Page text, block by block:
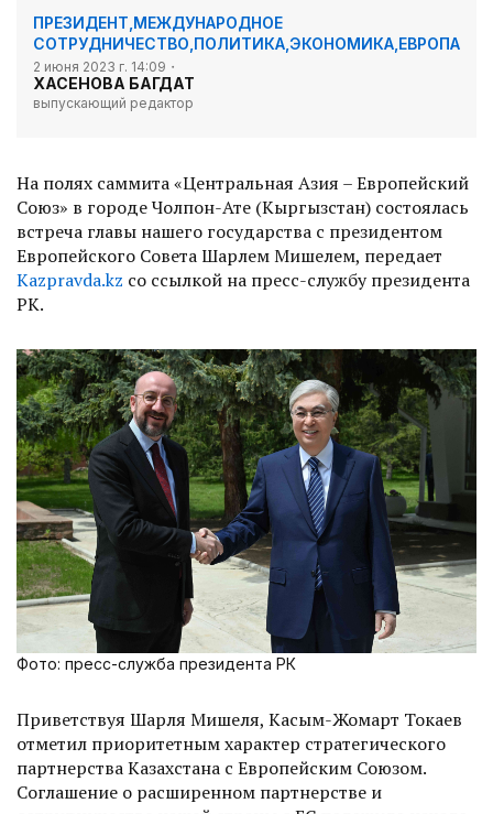
ПРЕЗИДЕНТ МЕЖДУНАРОДНОЕ
СОТРУДНИЧЕСТВО ПОЛИТИКА ЭКОНОМИКА ЕВРОПА
2 июня 2023 г. 14:09
ХАСЕНОВА БАГДАТ
выпускающий редактор
На полях саммита «Центральная Азия – Европейский
Союз» в городе Чолпон-Ате (Кыргызстан) состоялась
встреча главы нашего государства с президентом
Европейского Совета Шарлем Мишелем, передает
Kazpravda.kz со ссылкой на пресс-службу президента
РК.
Фото: пресс-служба президента РК
Приветствуя Шарля Мишеля, Касым-Жомарт Токаев
отметил приоритетным характер стратегического
партнерства Казахстана с Европейским Союзом.
Соглашение о расширенном партнерстве и